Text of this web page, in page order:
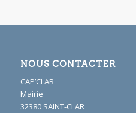
NOUS CONTACTER
CAP’CLAR
Mairie
32380 SAINT-CLAR